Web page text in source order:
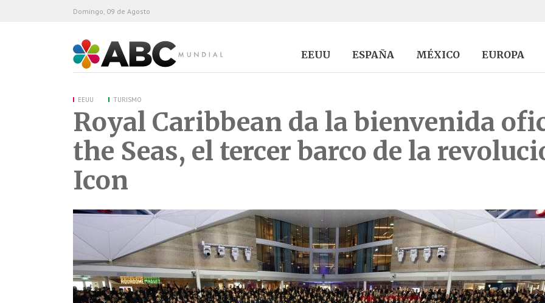
ABC Mundial
EEUU ESPAÑA MÉXICO EUROPA
Domingo, 09 de Agosto
EEUU TURISMO
Royal Caribbean da la bienvenida
the Seas, el tercer barco de la
Icon